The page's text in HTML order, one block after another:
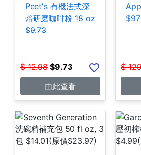
Peet's 有機法式深
焙研磨咖啡粉 18 oz
$9.73
$ 12.98 $9.73
由此查看
$97
$ 129